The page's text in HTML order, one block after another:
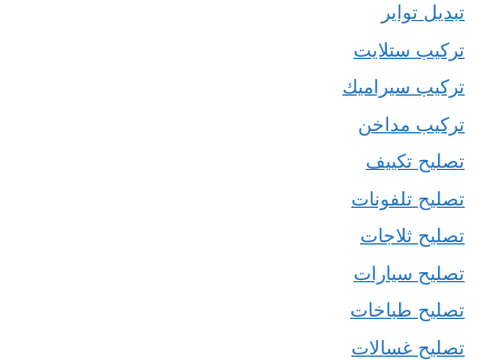
تبديل تواير
تركيب ستلايت
تركيب سيراميك
تركيب مداخن
تصليح تكييف
تصليح تلفونات
تصليح ثلاجات
تصليح سيارات
تصليح طباخات
تصليح غسالات